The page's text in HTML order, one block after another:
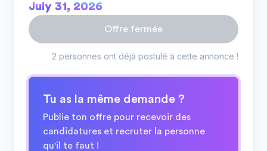
July 31, 2026
Offre fermée
2 personnes ont déjà postulé à cette annonce !
Tu as la même demande ?
Publie ton offre pour recevoir des
candidatures et recruter la personne
qu'il te faut !